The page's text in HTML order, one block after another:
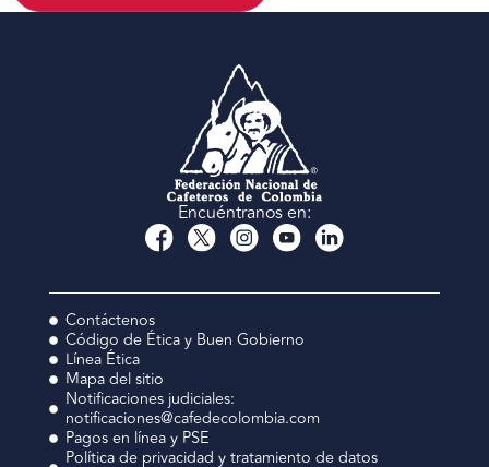
Encuéntranos en:
Contáctenos
Código de Ética y Buen Gobierno
Línea Ética
Mapa del sitio
Notificaciones judiciales:
notificaciones@cafedecolombia.com
Pagos en línea y PSE
Política de privacidad y tratamiento de datos